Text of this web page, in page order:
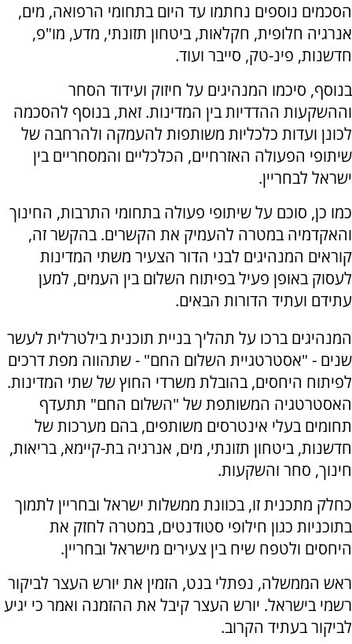
הסכמים נוספים נחתמו עד היום בתחומי הרפואה, מים,
אנרגיה חלופית, חקלאות, ביטחון תזונתי, מדע, מו"פ,
חדשנות, פינ-טק, סייבר ועוד.
בנוסף, סיכמו המנהיגים על חיזוק ועידוד הסחר
וההשקעות ההדדיות בין המדינות. זאת, בנוסף להסכמה
לכונן ועדות כלכליות משותפות להעמקה ולהרחבה של
שיתופי הפעולה האזרחיים, הכלכליים והמסחריים בין
ישראל לבחריין.
כמו כן, סוכם על שיתופי פעולה בתחומי התרבות, החינוך
והאקדמיה במטרה להעמיק את הקשרים. בהקשר זה,
קוראים המנהיגים לבני הדור הצעיר משתי המדינות
לעסוק באופן פעיל בפיתוח השלום בין העמים, למען
עתידם ועתיד הדורות הבאים.
המנהיגים ברכו על תהליך בניית תוכנית בילטרלית לעשר
שנים - "אסטרטגיית השלום החם" - שתהווה מפת דרכים
לפיתוח היחסים, בהובלת משרדי החוץ של שתי המדינות.
האסטרטגיה המשותפת של "השלום החם" תתעדף
תחומים בעלי אינטרסים משותפים, בהם מערכות של
חדשנות, ביטחון תזונתי, מים, אנרגיה בת-קיימא, בריאות,
חינוך, סחר והשקעות.
כחלק מתכנית זו, בכוונת ממשלות ישראל ובחריין לתמוך
בתוכניות כגון חילופי סטודנטים, במטרה לחזק את
היחסים ולטפח שיח בין צעירים מישראל ובחריין.
ראש הממשלה, נפתלי בנט, הזמין את יורש העצר לביקור
רשמי בישראל. יורש העצר קיבל את ההזמנה ואמר כי יגיע
לביקור בעתיד הקרוב.